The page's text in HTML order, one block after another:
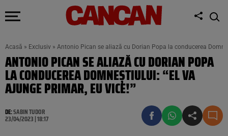
Acasă » Exclusiv » Antonio Pican se aliază cu Dorian Popa la conducerea
ANTONIO PICAN SE ALIAZĂ CU DORIAN POPA
LA CONDUCEREA DOMNEȘTIULUI: “EL VA
AJUNGE PRIMAR, EU VICE!”
DE:SABIN TUDOR
23/04/2023 | 18:17